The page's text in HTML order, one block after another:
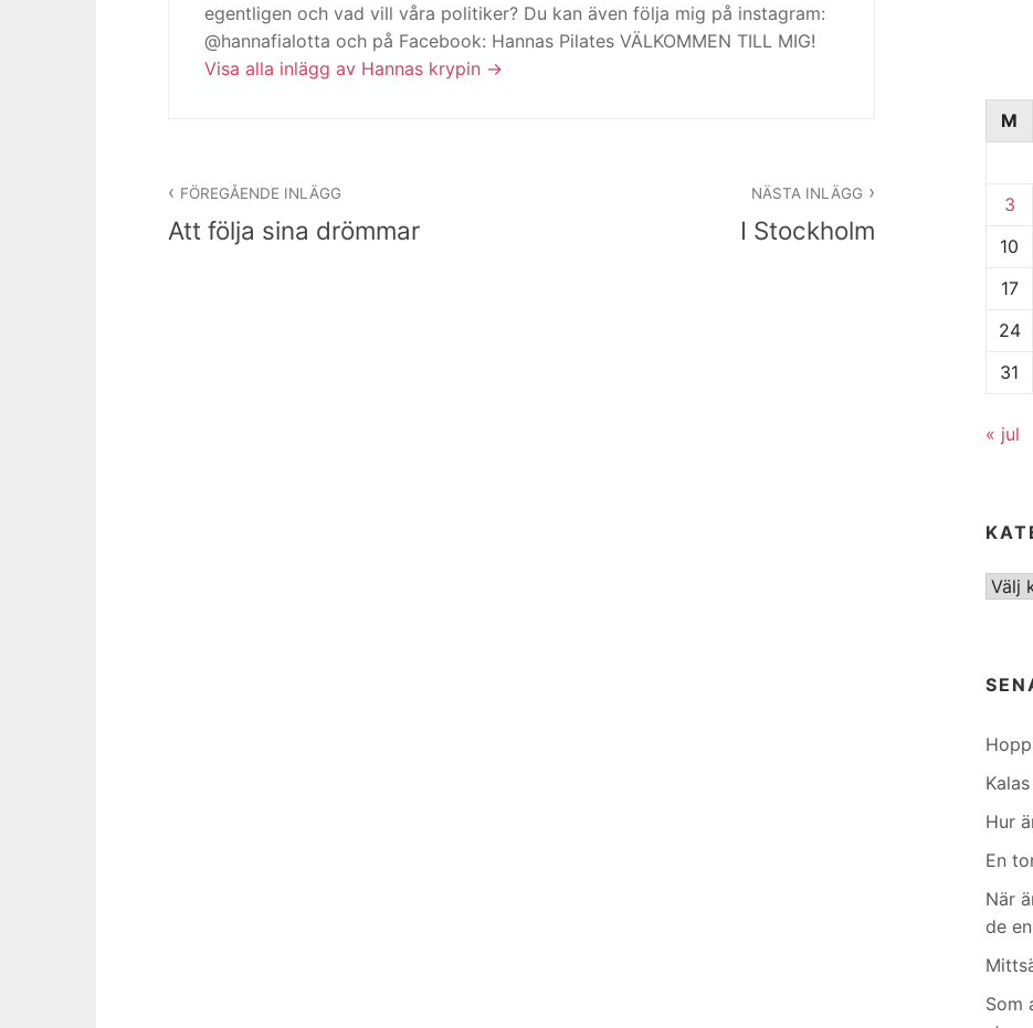
egentligen och vad vill våra politiker? Du kan även följa mig på instagram:
@hannafialotta och på Facebook: Hannas Pilates VÄLKOMMEN TILL MIG!
Visa alla inlägg av Hannas krypin
FÖREGÅENDE INLÄGG
Att följa sina drömmar
NÄSTA INLÄGG
I Stockholm
M
3
10
17
24
31
« jul
Hur
En
När
de
Som